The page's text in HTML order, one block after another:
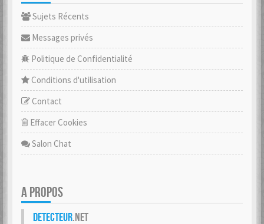
Sujets Récents
Messages privés
Politique de Confidentialité
Conditions d'utilisation
Contact
Effacer Cookies
Salon Chat
A PROPOS
Detecteur.net